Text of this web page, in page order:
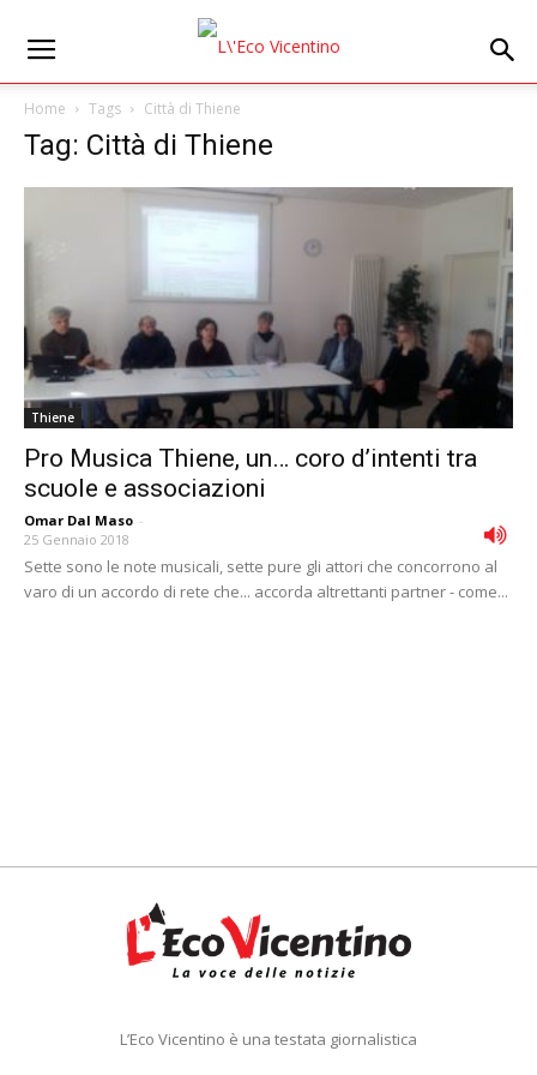
Home Tags Città di Thiene
Tag: Città di Thiene
Thiene
Pro Musica Thiene, un… coro d’intenti tra
scuole e associazioni
Omar Dal Maso -
25 Gennaio 2018
Sette sono le note musicali, sette pure gli attori che concorrono al
varo di un accordo di rete che... accorda altrettanti partner - come...
L’Eco Vicentino è una testata giornalistica